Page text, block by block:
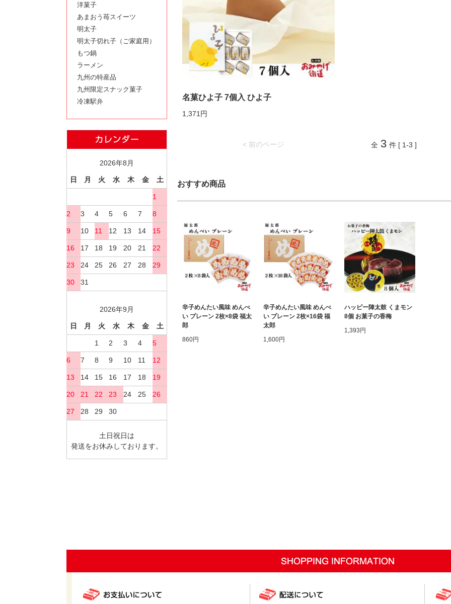
洋菓子
あまおう苺スイーツ
明太子
明太子切れ子（ご家庭用）
もつ鍋
ラーメン
九州の特産品
九州限定スナック菓子
冷凍駅弁
2026年8月
日 月 火 水 木 金 土
1
2 3 4 5 6 7 8
9 10 11 12 13 14 15
16 17 18 19 20 21 22
23 24 25 26 27 28 29
30 31
2026年9月
日 月 火 水 木 金 土
1 2 3 4 5
6 7 8 9 10 11 12
13 14 15 16 17 18 19
20 21 22 23 24 25 26
27 28 29 30
土日祝日は
発送をお休みしております。
名菓ひよ子 7個入 ひよ子
1,371円
< 前のページ 全 3 件 [ 1-3 ]
おすすめ商品
辛子めんたい風味 めんべ
い プレーン 2枚×8袋 福太
郎
860円
辛子めんたい風味 めんべ
い プレーン 2枚×16袋 福
太郎
1,600円
ハッピー陣太鼓 くまモン
8個 お菓子の香梅
1,393円